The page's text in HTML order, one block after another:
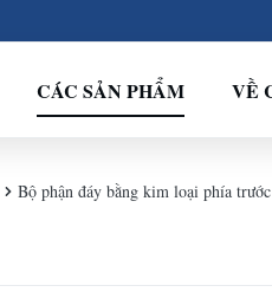
CÁC SẢN PHẨM VỀ
Bộ phận đáy bằng kim loại phía